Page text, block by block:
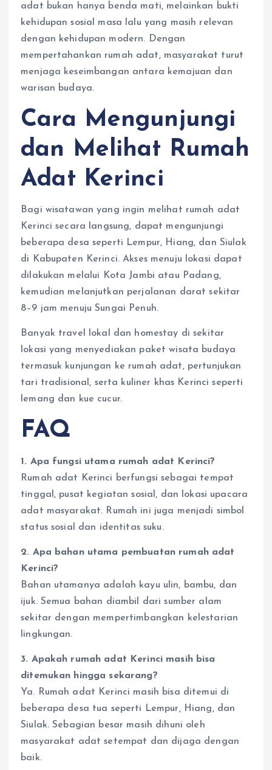
adat bukan hanya benda mati, melainkan bukti
kehidupan sosial masa lalu yang masih relevan
dengan kehidupan modern. Dengan
mempertahankan rumah adat, masyarakat turut
menjaga keseimbangan antara kemajuan dan
warisan budaya.
Cara Mengunjungi
dan Melihat Rumah
Adat Kerinci
Bagi wisatawan yang ingin melihat rumah adat
Kerinci secara langsung, dapat mengunjungi
beberapa desa seperti Lempur, Hiang, dan Siulak
di Kabupaten Kerinci. Akses menuju lokasi dapat
dilakukan melalui Kota Jambi atau Padang,
kemudian melanjutkan perjalanan darat sekitar
8–9 jam menuju Sungai Penuh.
Banyak travel lokal dan homestay di sekitar
lokasi yang menyediakan paket wisata budaya
termasuk kunjungan ke rumah adat, pertunjukan
tari tradisional, serta kuliner khas Kerinci seperti
lemang dan kue cucur.
FAQ
1. Apa fungsi utama rumah adat Kerinci?
Rumah adat Kerinci berfungsi sebagai tempat
tinggal, pusat kegiatan sosial, dan lokasi upacara
adat masyarakat. Rumah ini juga menjadi simbol
status sosial dan identitas suku.
2. Apa bahan utama pembuatan rumah adat
Kerinci?
Bahan utamanya adalah kayu ulin, bambu, dan
ijuk. Semua bahan diambil dari sumber alam
sekitar dengan mempertimbangkan kelestarian
lingkungan.
3. Apakah rumah adat Kerinci masih bisa
ditemukan hingga sekarang?
Ya. Rumah adat Kerinci masih bisa ditemui di
beberapa desa tua seperti Lempur, Hiang, dan
Siulak. Sebagian besar masih dihuni oleh
masyarakat adat setempat dan dijaga dengan
baik.